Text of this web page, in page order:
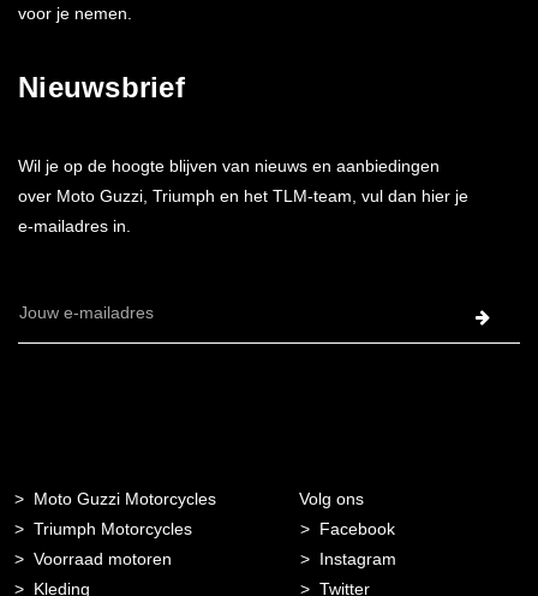
voor je nemen.
Nieuwsbrief
Wil je op de hoogte blijven van nieuws en aanbiedingen
over Moto Guzzi, Triumph en het TLM-team, vul dan hier je
e-mailadres in.
E-
Moto Guzzi Motorcycles
Triumph Motorcycles
Voorraad motoren
Kleding
Volg ons
Facebook
Instagram
Twitter